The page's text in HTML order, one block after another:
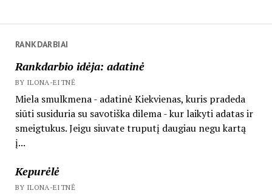
RANKDARBIAI
Rankdarbio idėja: adatinė
BY ILONA-EITNĖ
Miela smulkmena - adatinė Kiekvienas, kuris pradeda
siūti susiduria su savotiška dilema - kur laikyti adatas ir
smeigtukus. Jeigu siuvate truputį daugiau negu kartą
į...
Kepurėlė
BY ILONA-EITNĖ